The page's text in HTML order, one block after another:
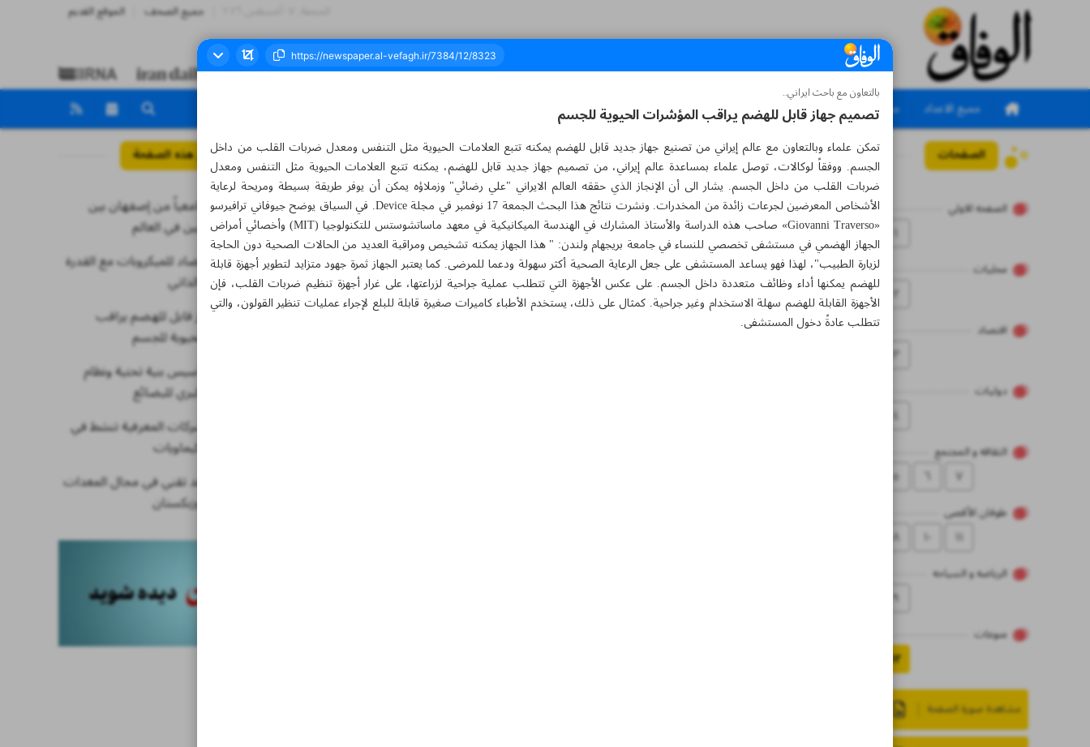
جميع الصحف الموقع القديم
جميع الاعداد جميع الملاحق
الصفحات
الصفحه الاولي
محلیات
۲
اقتصاد
۳
دولیات
٤
الثقاقه و المجتمع
٥ ٦ ۷
طوفان الأقصى
۸ ۱۰ ۱۱
الریاضه و السیاحه
۹
منوعات
۱۲
مشاهدة صورة الصفحة
العدد سبعة آلاف وثلاثمائة وأربعة وثمانون - ٢١ نوفمبر ٢٠٢٣ مواضيع هذه الصفحة
55 أستاذاً جامعياً من إصفهان بين
أفضل الباحثين في العالم
صنع طلاء مضاد للميكروبات مع القدرة
على الشفاء الذاتي
تصميم جهاز قابل للهضم يراقب
المؤشرات الحيوية للجسم
في إيران.. تأسيس بنية تحتية ونظام
ذكي للنقل البري للبضائع
10% من الشركات المعرفية تنشط في
مجال البتروكيماويات
إستضافة وفد تقني في مجال المعدات
الطبية من أوزبكستان
بالتعاون مع باحث ايراني..
تصميم جهاز قابل للهضم يراقب المؤشرات الحيوية للجسم
تمكن علماء وبالتعاون مع عالم إيراني من تصنيع جهاز جديد قابل للهضم يمكنه تتبع العلامات الحيوية مثل التنفس ومعدل ضربات القلب من داخل
الجسم. ووفقاً لوكالات، توصل علماء بمساعدة عالم إيراني، من تصميم جهاز جديد قابل للهضم، يمكنه تتبع العلامات الحيوية مثل التنفس ومعدل
ضربات القلب من داخل الجسم. يشار الى أن الإنجاز الذي حققه العالم الايراني "علي رضائي" وزملاؤه يمكن أن يوفر طريقة بسيطة ومريحة لرعاية
الأشخاص المعرضين لجرعات زائدة من المخدرات. ونشرت نتائج هذا البحث الجمعة 17 نوفمبر في مجلة Device. في السياق يوضح جيوفاني ترافيرسو
«Giovanni Traverso» صاحب هذه الدراسة والأستاذ المشارك في الهندسة الميكانيكية في معهد ماساتشوستس للتكنولوجيا (MIT) وأخصائي أمراض
الجهاز الهضمي في مستشفى تخصصي للنساء في جامعة بريجهام ولندن: " هذا الجهاز يمكنه تشخيص ومراقبة العديد من الحالات الصحية دون الحاجة
لزيارة الطبيب"، لهذا فهو يساعد المستشفى على جعل الرعاية الصحية أكثر سهولة ودعما للمرضى. كما يعتبر الجهاز ثمرة جهود متزايد لتطوير أجهزة قابلة
للهضم يمكنها أداء وظائف متعددة داخل الجسم. على عكس الأجهزة التي تتطلب عملية جراحية لزراعتها، على غرار أجهزة تنظيم ضربات القلب، فإن
الأجهزة القابلة للهضم سهلة الاستخدام وغير جراحية. كمثال على ذلك، يستخدم الأطباء كاميرات صغيرة قابلة للبلع لإجراء عمليات تنظير القولون، والتي
تتطلب عادةً دخول المستشفى.